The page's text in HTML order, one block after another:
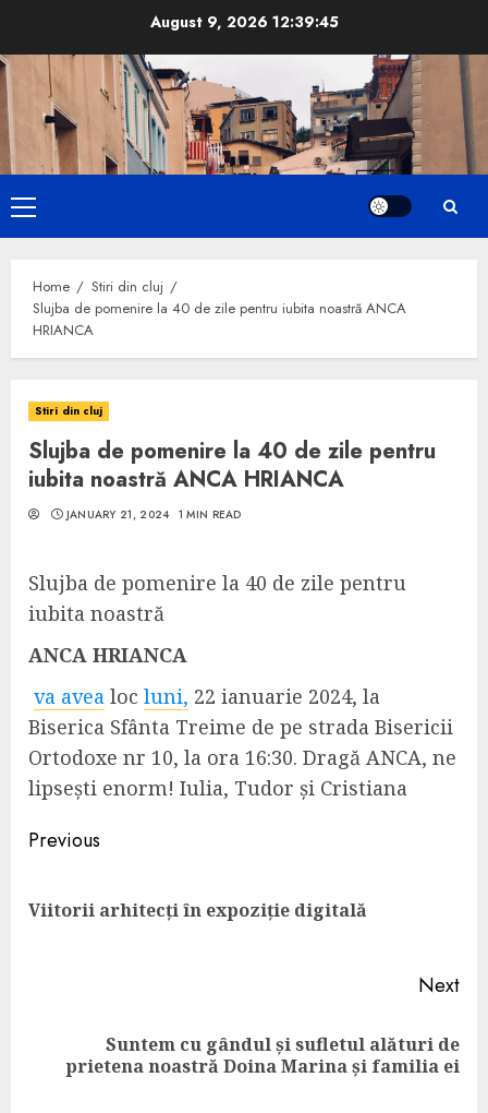
content
August 9, 2026 12:39:46
Primary
Menu
Home
Stiri din cluj
Slujba de pomenire la 40 de zile pentru iubita noastră ANCA
HRIANCA
Stiri din cluj
Slujba de pomenire la 40 de zile pentru
iubita noastră ANCA HRIANCA
JANUARY 21, 2024 1 MIN READ
Slujba de pomenire la 40 de zile pentru
iubita noastră
ANCA HRIANCA
va avea loc luni, 22 ianuarie 2024, la
Biserica Sfânta Treime de pe strada Bisericii
Ortodoxe nr 10, la ora 16:30. Dragă ANCA, ne
lipsești enorm! Iulia, Tudor și Cristiana
Continue
Previous
Viitorii arhitecți în expoziție digitală
Next
post:
Suntem cu gândul și sufletul alături de
prietena noastră Doina Marina și familia ei